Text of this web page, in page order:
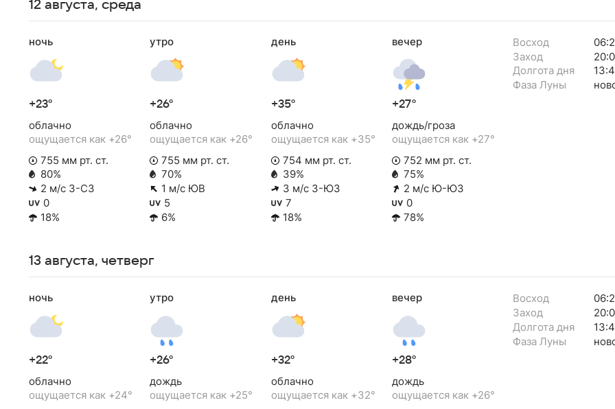
12 августа, среда
ночь
+23°
облачно
ощущается как +26°
755 мм рт. ст.
80%
2 м/с З-СЗ
0
18%
утро
+26°
облачно
ощущается как +26°
755 мм рт. ст.
70%
1 м/с ЮВ
5
6%
день
+35°
облачно
ощущается как +35°
754 мм рт. ст.
39%
3 м/с З-ЮЗ
7
18%
вечер
+27°
дождь/гроза
ощущается как +27°
752 мм рт. ст.
75%
2 м/с Ю-ЮЗ
0
78%
Восход
Заход
Долгота дня
Фаза Луны
13 августа, четверг
ночь
+22°
облачно
ощущается как +24°
утро
+26°
дождь
ощущается как +25°
день
+32°
облачно
ощущается как +32°
вечер
+28°
дождь
ощущается как +26°
Восход
Заход
Долгота дня
Фаза Луны